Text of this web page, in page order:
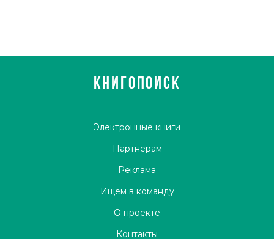
КНИГОПОИСК
Электронные книги
Партнёрам
Реклама
Ищем в команду
О проекте
Контакты